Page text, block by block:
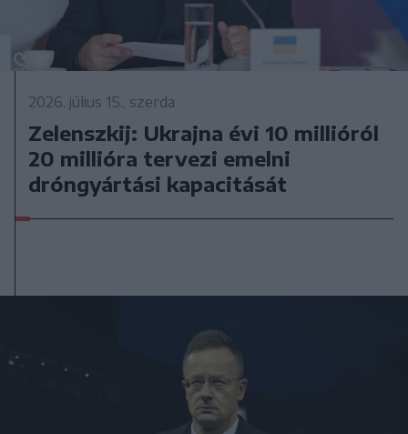
2026. július 15., szerda
Zelenszkij: Ukrajna évi 10 millióról
20 millióra tervezi emelni
dróngyártási kapacitását